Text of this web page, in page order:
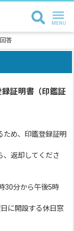
答
録証明書（印鑑証
ため、印鑑登録証明
、返却してくださ
分から午後5時
設する休日窓